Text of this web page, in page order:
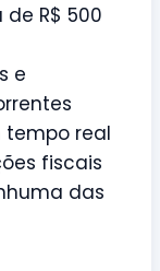
R$ 500
e
tempo real
fiscais
das